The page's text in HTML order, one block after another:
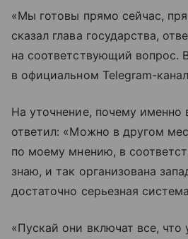
«Мы готовы прямо сейчас,
сказал глава государства,
на соответствующий вопрос.
в официальном Telegram-
На уточнение, почему именно
ответил: «Можно в другом
по моему мнению, в
знаю, и так организована
достаточно серьезная
«Пускай они включат все, что